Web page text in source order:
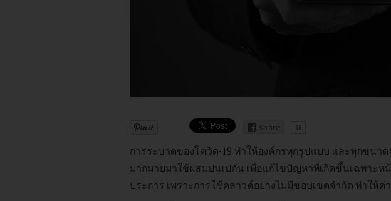
Share 0
การระบาดของโควิด-19 ทำให้องค์กรทุกรูปแบบ และทุกขนา
มากมายมาใช้ผสมปนเปกัน เพื่อแก้ไขปัญหาที่เกิดขึ้นเฉพาะห
ประการ เพราะการใช้คลาวด์อย่างไม่มีขอบเขตจำกัด ทำให้